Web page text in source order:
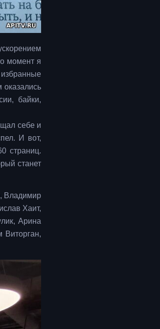
момент я
оказались
байки,
себе и
И вот,
страниц.
станет
Владимир
Хаит,
Арина
Виторган,